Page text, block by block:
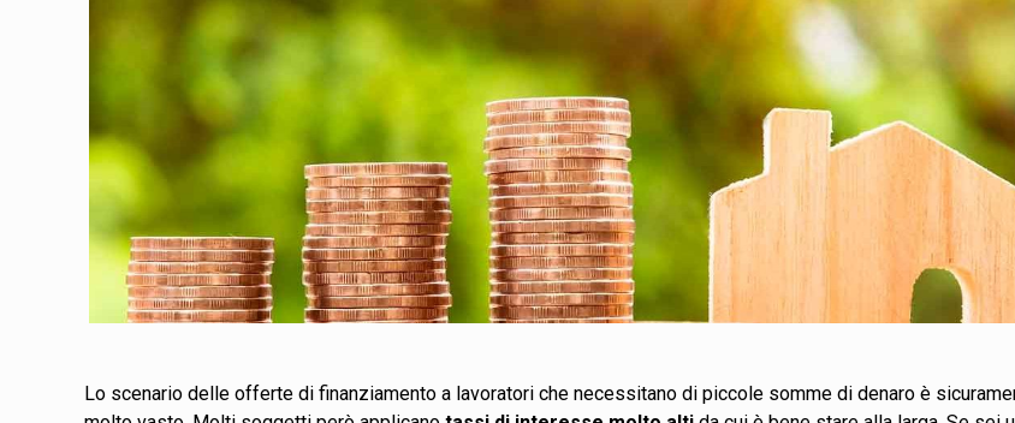
Lo scenario delle offerte di finanziamento a lavoratori che necessitano di piccole somme di denaro è